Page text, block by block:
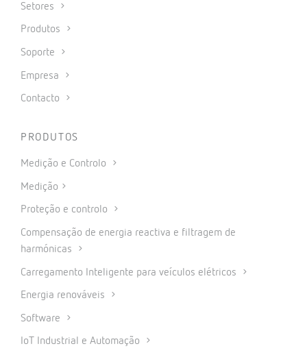
Setores
Produtos
Soporte
Empresa
Contacto
PRODUTOS
Medição e Controlo
Medição
Proteção e controlo
Compensação de energia reactiva e filtragem de
harmónicas
Carregamento Inteligente para veículos elétricos
Energia renováveis
Software
IoT Industrial e Automação